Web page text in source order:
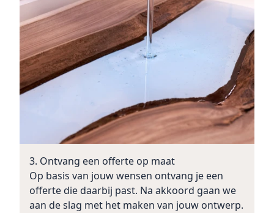
3. Ontvang een offerte op maat
Op basis van jouw wensen ontvang je een
offerte die daarbij past. Na akkoord gaan we
aan de slag met het maken van jouw ontwerp.